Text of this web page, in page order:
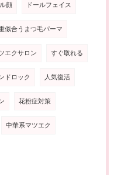
顔 ドールフェイス
似合うまつ毛パーマ
エクサロン すぐ取れる
ドロック 人気復活
花粉症対策
中華系マツエク